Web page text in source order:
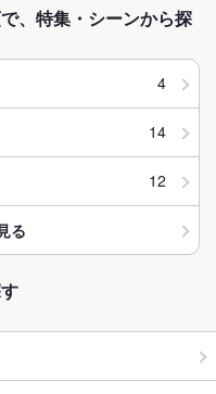
、特集・シーンから探
4
14
12
る